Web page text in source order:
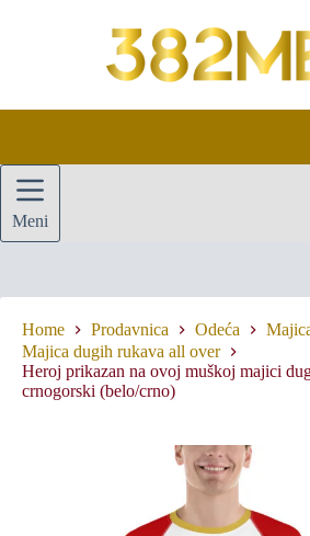
Meni
Home Prodavnica Odeća
Majica dugih rukava all over
Heroj prikazan na ovoj muškoj majici
crnogorski (belo/crno)